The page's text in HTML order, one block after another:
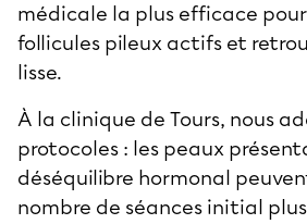
médicale la plus efficace
follicules pileux actifs et
lisse.
À la clinique de Tours, nous
protocoles : les peaux
déséquilibre hormonal
nombre de séances initial